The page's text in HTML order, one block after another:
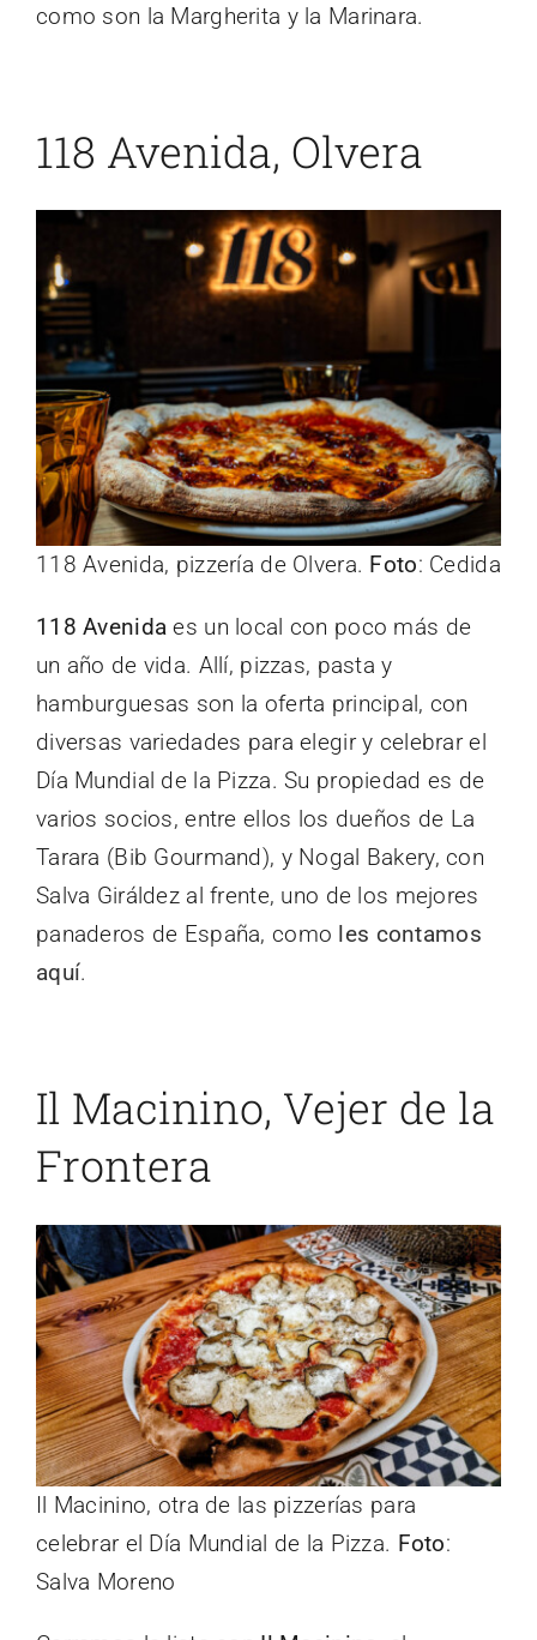
como son la Margherita y la Marinara.
118 Avenida, Olvera
118 Avenida, pizzería de Olvera. Foto: Cedida
118 Avenida es un local con poco más de
un año de vida. Allí, pizzas, pasta y
hamburguesas son la oferta principal, con
diversas variedades para elegir y celebrar el
Día Mundial de la Pizza. Su propiedad es de
varios socios, entre ellos los dueños de La
Tarara (Bib Gourmand), y Nogal Bakery, con
Salva Giráldez al frente, uno de los mejores
panaderos de España, como les contamos
aquí.
Il Macinino, Vejer de la
Frontera
Il Macinino, otra de las pizzerías para
celebrar el Día Mundial de la Pizza. Foto:
Salva Moreno